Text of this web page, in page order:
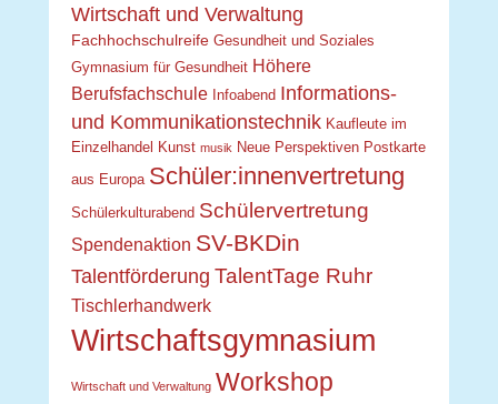
Wirtschaft und Verwaltung
Fachhochschulreife Gesundheit und Soziales
Gymnasium für Gesundheit Höhere
Berufsfachschule Infoabend Informations-
und Kommunikationstechnik Kaufleute im
Einzelhandel Kunst musik Neue Perspektiven Postkarte
aus Europa Schüler:innenvertretung
Schülerkulturabend Schülervertretung
Spendenaktion SV-BKDin
Talentförderung TalentTage Ruhr
Tischlerhandwerk
Wirtschaftsgymnasium
Wirtschaft und Verwaltung Workshop